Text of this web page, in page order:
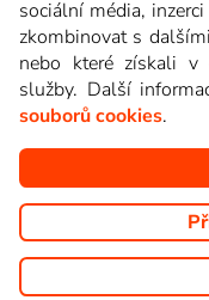
Copyright ©
obrázky z pořadů TV
sociální média,
zkombinovat s
nebo které získali v
služby. Další
souborů cookies.